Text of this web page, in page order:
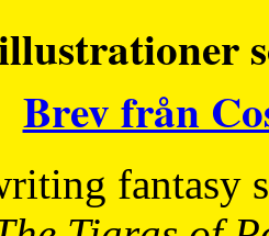
Brev från
fantasy